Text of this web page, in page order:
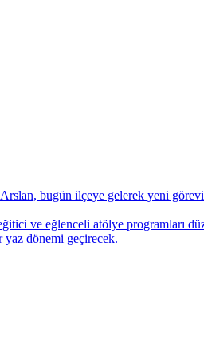
bugün ilçeye gelerek yeni
ve eğlenceli atölye programları
yaz dönemi geçirecek.